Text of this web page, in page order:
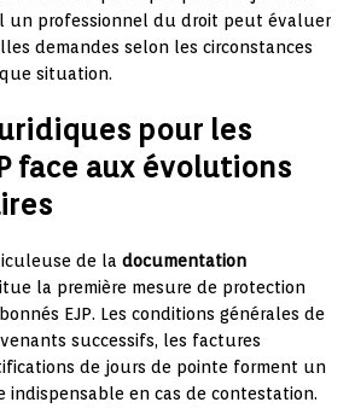
un professionnel du droit peut évaluer
demandes selon les circonstances
situation.
pour les
face aux évolutions
de la documentation
la première mesure de protection
EJP. Les conditions générales de
successifs, les factures
de jours de pointe forment un
indispensable en cas de contestation.